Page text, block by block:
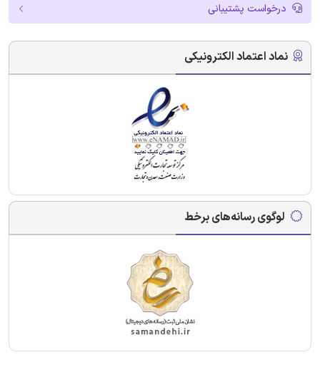
درخواست پشتیبانی
نماد اعتماد الکترونیکی
لوگوی رسانه‌های برخط